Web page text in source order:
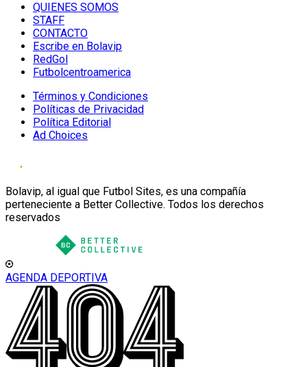
QUIENES SOMOS
STAFF
CONTACTO
Escribe en Bolavip
RedGol
Futbolcentroamerica
Términos y Condiciones
Políticas de Privacidad
Política Editorial
Ad Choices
Bolavip, al igual que Futbol Sites, es una compañía
perteneciente a Better Collective. Todos los derechos
reservados
AGENDA DEPORTIVA